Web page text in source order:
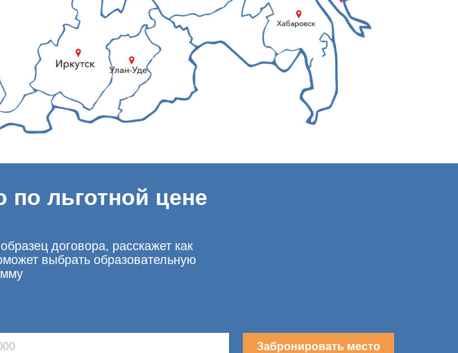
по льготной цене
договора, расскажет как
выбрать образовательную
Забронировать место